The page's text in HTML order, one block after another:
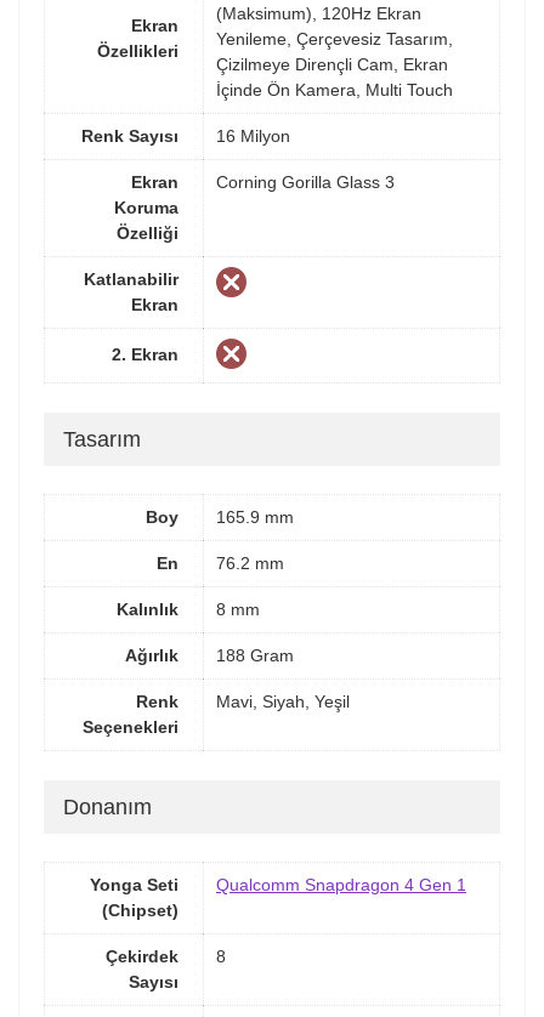
Ekran
Özellikleri
(Maksimum), 120Hz Ekran
Yenileme, Çerçevesiz Tasarım,
Çizilmeye Dirençli Cam, Ekran
İçinde Ön Kamera, Multi Touch
Renk Sayısı 16 Milyon
Ekran
Koruma
Özelliği
Corning Gorilla Glass 3
Katlanabilir
Ekran
2. Ekran
Tasarım
Boy 165.9 mm
En 76.2 mm
Kalınlık 8 mm
Ağırlık 188 Gram
Renk
Seçenekleri
Mavi, Siyah, Yeşil
Donanım
Yonga Seti
(Chipset)
Qualcomm Snapdragon 4 Gen 1
Çekirdek
Sayısı
8